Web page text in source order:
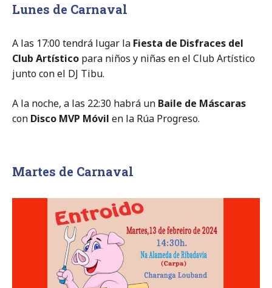
Lunes de Carnaval
A las 17:00 tendrá lugar la Fiesta de Disfraces del
Club Artístico para niños y niñas en el Club Artístico
junto con el DJ Tibu.
A la noche, a las 22:30 habrá un Baile de Máscaras
con Disco MVP Móvil en la Rúa Progreso.
Martes de Carnaval